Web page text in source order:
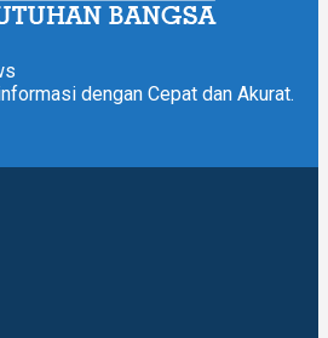
dengan Cepat dan Akurat.